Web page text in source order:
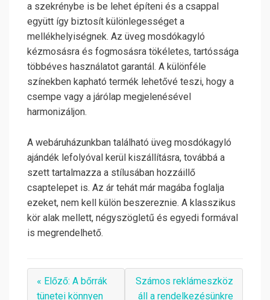
a szekrénybe is be lehet építeni és a csappal
együtt így biztosít különlegességet a
mellékhelyiségnek. Az üveg mosdókagyló
kézmosásra és fogmosásra tökéletes, tartóssága
többéves használatot garantál. A különféle
színekben kapható termék lehetővé teszi, hogy a
csempe vagy a járólap megjelenésével
harmonizáljon.
A webáruházunkban található üveg mosdókagyló
ajándék lefolyóval kerül kiszállításra, továbbá a
szett tartalmazza a stílusában hozzáillő
csaptelepet is. Az ár tehát már magába foglalja
ezeket, nem kell külön beszereznie. A klasszikus
kör alak mellett, négyszögletű és egyedi formával
is megrendelhető.
« Előző: A bőrrák
tünetei könnyen
Számos reklámeszköz
áll a rendelkezésünkre